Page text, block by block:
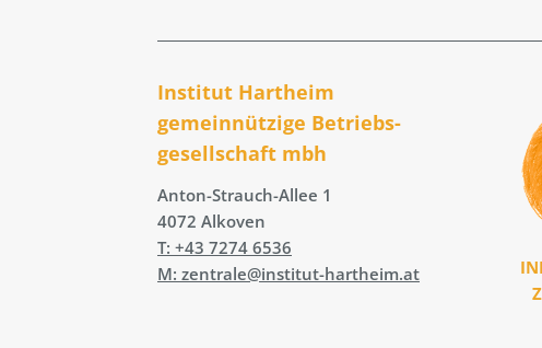
Institut Hartheim
gemeinnützige Betriebs­
gesellschaft mbh
Anton-Strauch-Allee 1
4072 Alkoven
T: +43 7274 6536
M: zentrale@institut-hartheim.at